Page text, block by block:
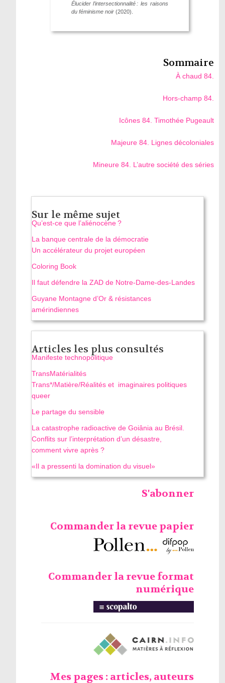
Élucider l’intersectionnalité : les raisons
du féminisme noir(2020).
Sommaire
À chaud 84.
Hors-champ 84.
Icônes 84. Timothée Pugeault
Majeure 84. Lignes décoloniales
Mineure 84. L’autre société des séries
Sur le même sujet
Qu’est-ce que l’aliénocène ?
La banque centrale de la démocratie
Un accélérateur du projet européen
Coloring Book
Il faut défendre la ZAD de Notre-Dame-des-Landes
Guyane Montagne d’Or & résistances
amérindiennes
Articles les plus consultés
Manifeste technopolitique
TransMatérialités
Trans*/Matière/Réalités et imaginaires politiques
queer
Le partage du sensible
La catastrophe radioactive de Goiânia au Brésil.
Conflits sur l’interprétation d’un désastre,
comment vivre après ?
«Il a pressenti la domination du visuel»
S'abonner
Commander la revue papier
Commander la revue format
numérique
Mes pages : articles, auteurs